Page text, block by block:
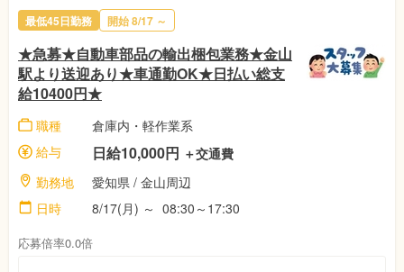
最低45日勤務 開始 8/17 ～
★急募★自動車部品の輸出梱包業務★金山
駅より送迎あり★車通勤OK★日払い総支
給10400円★
職種
倉庫内・軽作業系
給与
日給10,000円 ＋交通費
勤務地
愛知県 / 金山周辺
日時
8/17(月) ～ 08:30～17:30
応募倍率0.0倍